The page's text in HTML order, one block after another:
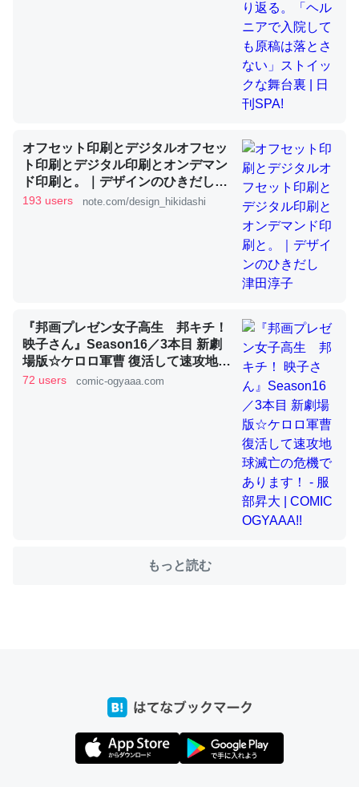
─ニュース :: 【研究発表】昆虫学の大問題＝「昆虫はなぜ海にいな
類は苦労してるんだな…。腹足類だと殻を無くしてナメク
ジになったり努力してるし。
─ニュース :: 【研究発表】昆虫学の大問題＝「昆虫はなぜ海にいな
いのか」に関する新仮説
ちぼちRingも置こうかと画策中。あと、Googleマップで
位置情報を共有してる。電池残量や充電中かが分かるので
これ見て生きてるなって分かる。
─たまにLINEするくらいだった遠方の父67歳と僕。ITツール導入で
コミュニケーションが劇的に変化した｜tayorini by LIFULL介護
ちょうど同じ理由でEcho Show 8を設定中でした。Prime
とかSpotifyを支払う孝行もできる。一生で親と会える残
それを実質100倍以上に伸ばす効果があるはず……
たいなのでネット環境作ったけどAlexaしか使わないので
回線代ほとんどかからないですよ。参考：
https://toyoshi.hatenablog.com/entry/2019/05/15/1805
オフセット印刷とデジタルオフセッ
ト印刷とデジタル印刷とオンデマン
ド印刷と。｜デザインのひきだし
津田淳子
193 users note.com/design_hikidashi
『邦画プレゼン女子高生 邦キチ！
映子さん』Season16／3本目 新劇
場版☆ケロロ軍曹 復活して速攻地球
滅亡の危機であります！ - 服部昇大 |
72 users comic-ogyaaa.com
もっと読む